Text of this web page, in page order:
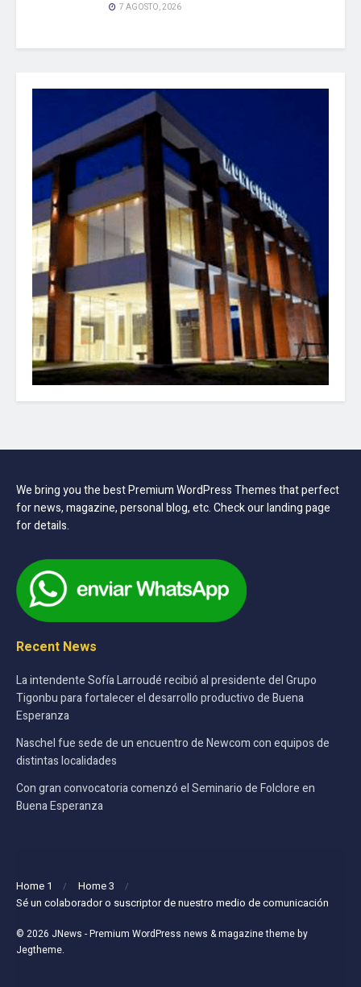
7 AGOSTO, 2026
We bring you the best Premium WordPress Themes that perfect
for news, magazine, personal blog, etc. Check our landing page
for details.
Recent News
La intendente Sofía Larroudé recibió al presidente del Grupo
Tigonbu para fortalecer el desarrollo productivo de Buena
Esperanza
Naschel fue sede de un encuentro de Newcom con equipos de
distintas localidades
Con gran convocatoria comenzó el Seminario de Folclore en
Buena Esperanza
Home 1
Home 3
Sé un colaborador o suscriptor de nuestro medio de comunicación
© 2026 JNews - Premium WordPress news & magazine theme by
Jegtheme.